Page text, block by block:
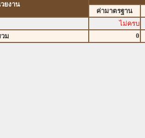
ยงาน
ค่ามาตรฐาน
ไม่ครบ
วม
0